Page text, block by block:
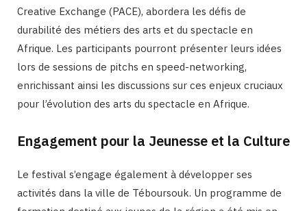
Creative Exchange (PACE), abordera les défis de
durabilité des métiers des arts et du spectacle en
Afrique. Les participants pourront présenter leurs idées
lors de sessions de pitchs en speed-networking,
enrichissant ainsi les discussions sur ces enjeux cruciaux
pour l’évolution des arts du spectacle en Afrique.
Engagement pour la Jeunesse et la Culture
Le festival s’engage également à développer ses
activités dans la ville de Téboursouk. Un programme de